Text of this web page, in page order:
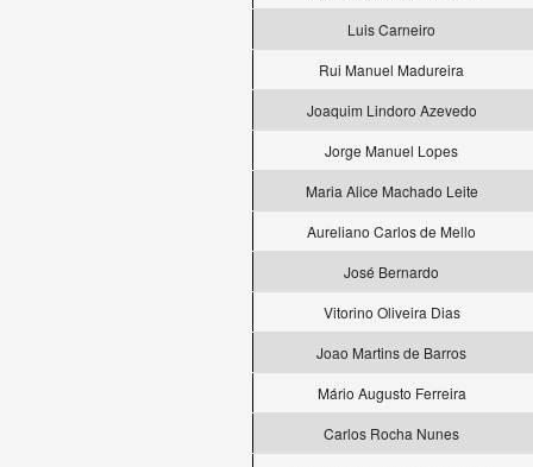
Luis Carneiro
Rui Manuel Madureira
Joaquim Lindoro Azevedo
Jorge Manuel Lopes
Maria Alice Machado Leite
Aureliano Carlos de Mello
José Bernardo
Vitorino Oliveira Dias
Joao Martins de Barros
Mário Augusto Ferreira
Carlos Rocha Nunes